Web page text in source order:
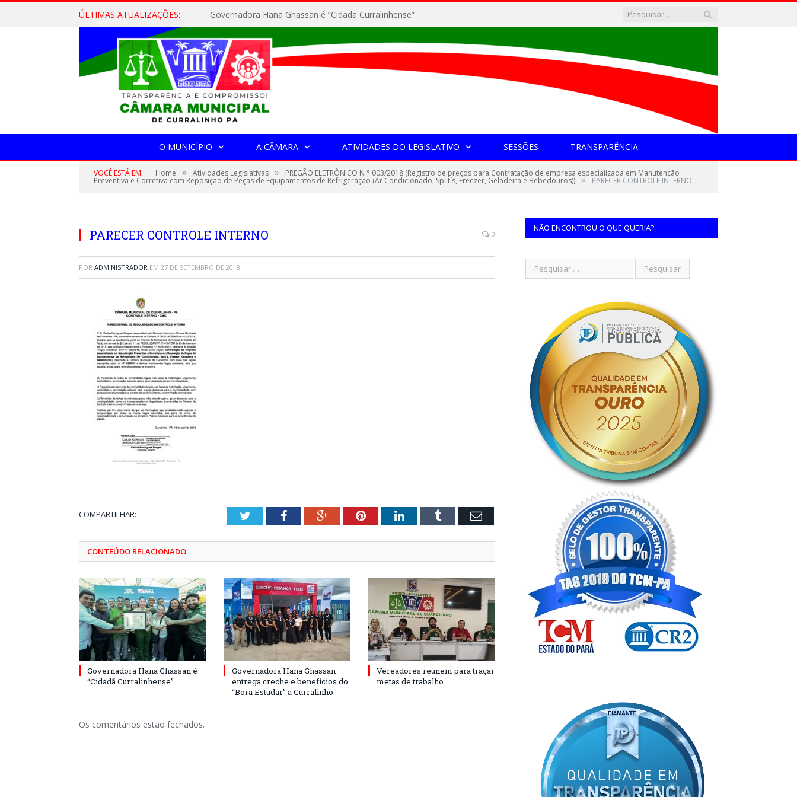
ÚLTIMAS ATUALIZAÇÕES: Governadora Hana Ghassan é “Cidadã Curralinhense”
O MUNICÍPIO A CÂMARA ATIVIDADES DO LEGISLATIVO SESSÕES TRANSPARÊNCIA
VOCÊ ESTÁ EM: Home » Atividades Legislativas » PREGÃO ELETRÔNICO N ° 003/2018 (Registro de preços para Contratação de empresa especializada em Manutenção
Preventiva e Corretiva com Reposição de Peças de Equipamentos de Refrigeração (Ar Condicionado, Split´s, Freezer, Geladeira e Bebedouros)) » PARECER CONTROLE INTERNO
PARECER CONTROLE INTERNO 0
POR ADMINISTRADOR EM 27 DE SETEMBRO DE 2018
COMPARTILHAR: TwitterFacebookGoogle+PinterestLinkedInTumblr Email
CONTEÚDO RELACIONADO
Governadora Hana Ghassan é
“Cidadã Curralinhense”
Governadora Hana Ghassan
entrega creche e benefícios do
“Bora Estudar” a Curralinho
Vereadores reúnem para traçar
metas de trabalho
Os comentários estão fechados.
NÃO ENCONTROU O QUE QUERIA?